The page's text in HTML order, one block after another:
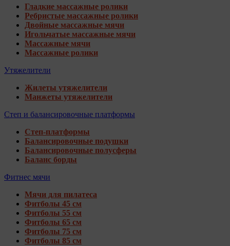
Гладкие массажные ролики
Ребристые массажные ролики
Двойные массажные мячи
Игольчатые массажные мячи
Массажные мячи
Массажные ролики
Утяжелители
Жилеты утяжелители
Манжеты утяжелители
Степ и балансировочные платформы
Степ-платформы
Балансировочные подушки
Балансировочные полусферы
Баланс борды
Фитнес мячи
Мячи для пилатеса
Фитболы 45 см
Фитболы 55 см
Фитболы 65 см
Фитболы 75 см
Фитболы 85 см